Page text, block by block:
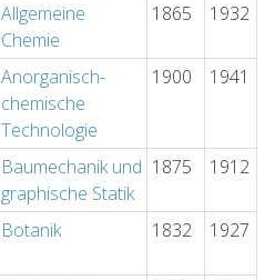
Allgemeine
Chemie
1865 1932
Anorganisch-
chemische
Technologie
1900 1941
Baumechanik und
graphische Statik
1875 1912
Botanik 1832 1927